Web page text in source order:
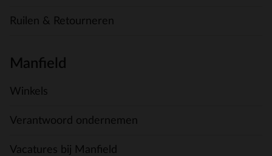
Ruilen & Retourneren
Manfield
Winkels
Verantwoord ondernemen
Vacatures bij Manfield